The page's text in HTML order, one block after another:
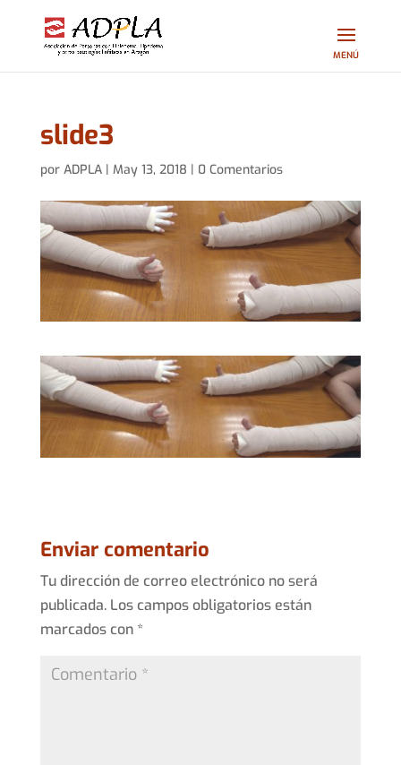
slide3
por ADPLA| May 13, 2018 | 0 Comentarios
Enviar comentario
Tu dirección de correo electrónico no será
publicada. Los campos obligatorios están
marcados con *